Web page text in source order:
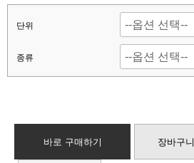
단위
종류
바로 구매하기 장바구니